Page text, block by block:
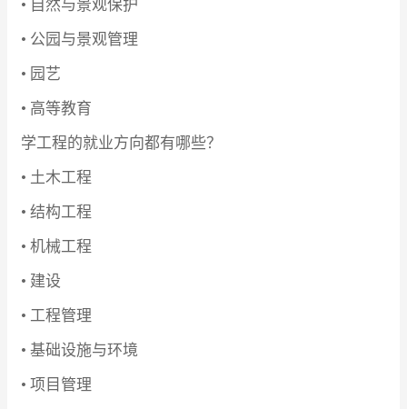
• 自然与景观保护
• 公园与景观管理
• 园艺
• 高等教育
学工程的就业方向都有哪些？
• 土木工程
• 结构工程
• 机械工程
• 建设
• 工程管理
• 基础设施与环境
• 项目管理